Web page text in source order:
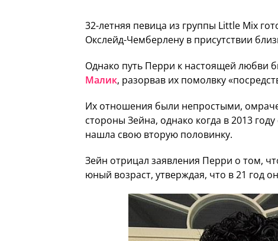
32-летняя певица из группы Little Mix
Окслейд-Чемберлену в присутствии
Однако путь Перри к настоящей любви
Малик, разорвав их помолвку
Их отношения были непростыми,
стороны Зейна, однако когда в 2013
нашла свою вторую половинку.
Зейн отрицал заявления Перри о том,
юный возраст, утверждая, что в 21 год